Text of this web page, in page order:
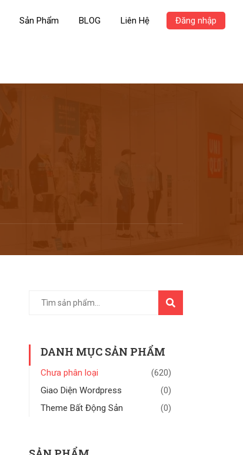
Sản Phẩm BLOG Liên Hệ Đăng nhập
TÌM
KIẾM
DANH MỤC SẢN PHẨM
Chưa phân loại
(620)
Giao Diện Wordpress
(0)
Theme Bất Động Sản
(0)